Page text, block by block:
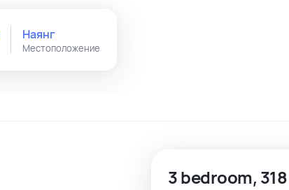
Местоположение
Наянг
3 bedroom,